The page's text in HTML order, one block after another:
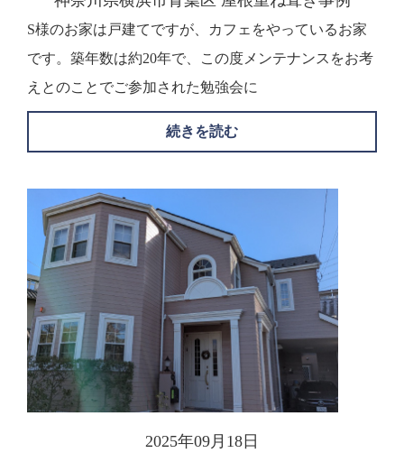
S様のお家は戸建てですが、カフェをやっているお家
です。築年数は約20年で、この度メンテナンスをお考
えとのことでご参加された勉強会に
続きを読む
2025年09月18日